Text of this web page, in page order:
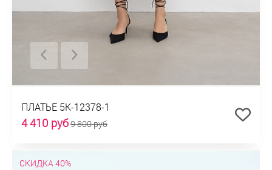
ПЛАТЬЕ 5К-12378-1
4 410 руб9 800 руб
СКИДКА 40%